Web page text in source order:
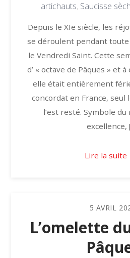
artichauts, Saucisse
Depuis le XIe siècle, les
se déroulent pendant
le Vendredi Saint. Cette
d’ « octave de Pâques » et
elle était entièrement
concordat en France, seul
l’est resté. Symbole
excellence,
Lire la suite
5 AVRIL
L’omelette